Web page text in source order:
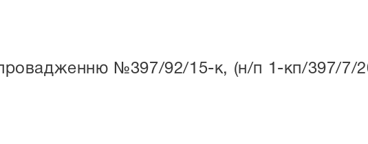
№397/92/15-к, (н/п 1-кп/397/7/